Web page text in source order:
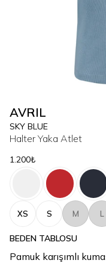
AVRIL
SKY BLUE
Halter Yaka Atlet
1.200₺
XS S M L
BEDEN TABLOSU
Pamuk karışımlı